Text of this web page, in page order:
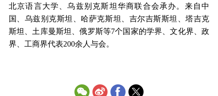
北京语言大学、乌兹别克斯坦华商联合会承办。来自中
国、乌兹别克斯坦、哈萨克斯坦、吉尔吉斯斯坦、塔吉克
斯坦、土库曼斯坦、俄罗斯等7个国家的学界、文化界、政
界、工商界代表200余人与会。